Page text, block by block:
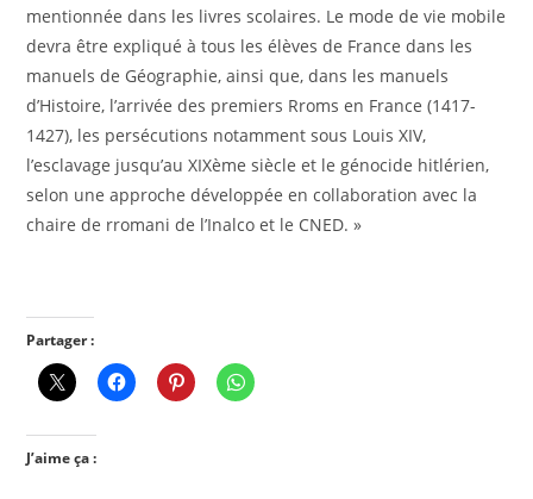
mentionnée dans les livres scolaires. Le mode de vie mobile
devra être expliqué à tous les élèves de France dans les
manuels de Géographie, ainsi que, dans les manuels
d’Histoire, l’arrivée des premiers Rroms en France (1417-
1427), les persécutions notamment sous Louis XIV,
l’esclavage jusqu’au XIXème siècle et le génocide hitlérien,
selon une approche développée en collaboration avec la
chaire de rromani de l’Inalco et le CNED. »
Partager :
J’aime ça :